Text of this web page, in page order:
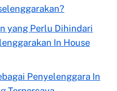
yang Perlu Dihindari
In House
Penyelenggara In